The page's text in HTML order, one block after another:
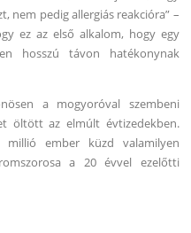
nem pedig allergiás reakcióra” –
ez az első alkalom, hogy egy
hosszú távon hatékonynak
a mogyoróval szembeni
öltött az elmúlt évtizedekben.
millió ember küzd valamilyen
a 20 évvel ezelőtti